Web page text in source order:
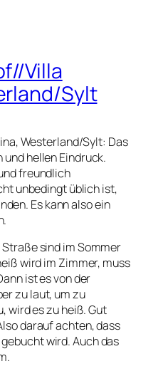
Villa
Sylt
Westerland/Sylt: Das
hellen Eindruck.
freundlich
unbedingt üblich ist,
Es kann also ein
sind im Sommer
wird im Zimmer, muss
ist es von der
zu laut, um zu
wird es zu heiß. Gut
darauf achten, dass
wird. Auch das